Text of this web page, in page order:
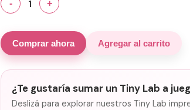
- 1 +
Comprar ahora Agregar al carrito
¿Te gustaría sumar un Tiny Lab a
Deslizá para explorar nuestros Tiny Lab